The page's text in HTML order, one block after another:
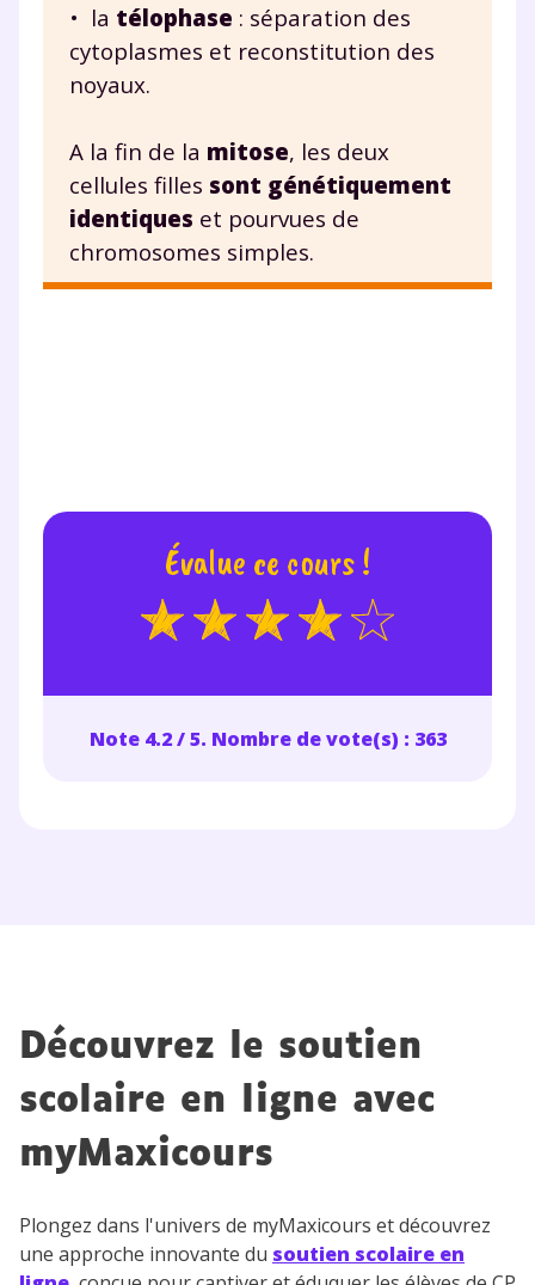
• la télophase : séparation des
cytoplasmes et reconstitution des
noyaux.
A la fin de la mitose, les deux
cellules filles sont génétiquement
identiques et pourvues de
chromosomes simples.
Évalue ce cours !
Note 4.2 / 5. Nombre de vote(s) : 363
Découvrez le soutien
scolaire en ligne avec
myMaxicours
Plongez dans l'univers de myMaxicours et découvrez
une approche innovante du soutien scolaire en